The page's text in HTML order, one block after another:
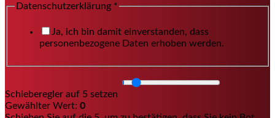
Datenschutzerklärung *
Ja, ich bin damit einverstanden, dass
personenbezogene Daten erhoben werden.
Schieberegler auf 5 setzen
Gewählter Wert: 0